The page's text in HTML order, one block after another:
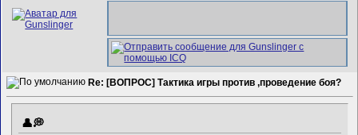
Re: [ВОПРОС] Тактика игры против ,проведение боя?